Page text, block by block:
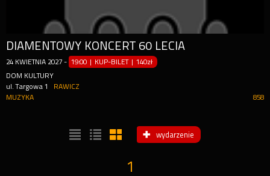
DIAMENTOWY KONCERT 60 LECIA
24 KWIETNIA 2027 - 19:00 | KUP-BILET |140zł
DOM KULTURY
ul. Targowa 1
RAWICZ
858
MUZYKA
wydarzenie
1